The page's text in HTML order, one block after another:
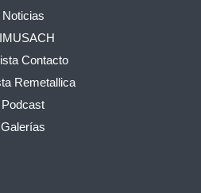
Noticias
Contacto
Remetallica
Podcast
Galerías